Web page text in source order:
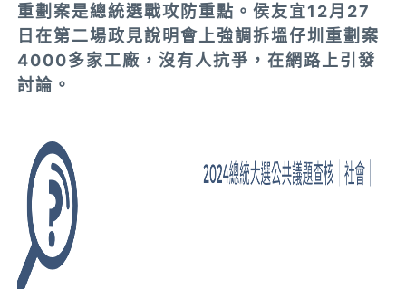
重劃案是總統選戰攻防重點。侯友宜12月27
日在第二場政見說明會上強調拆塭仔圳重劃案
4000多家工廠，沒有人抗爭，在網路上引發
討論。